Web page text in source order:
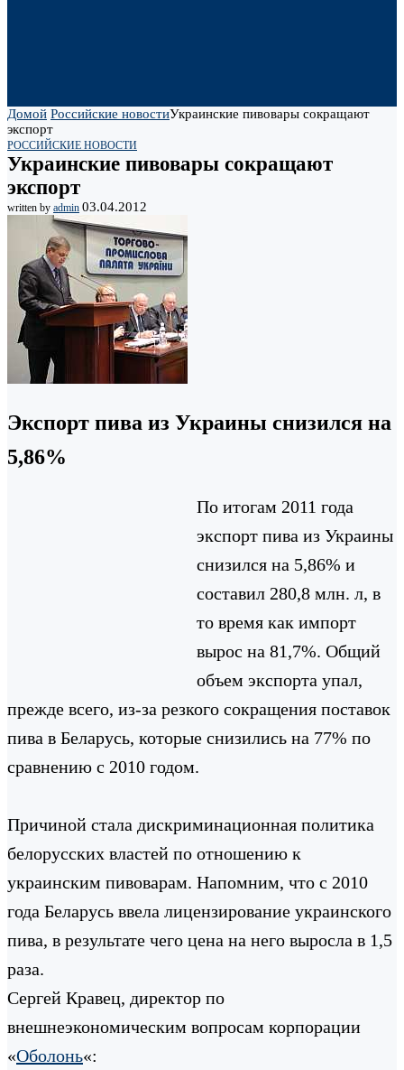
Домой Российские новостиУкраинские пивовары сокращают
экспорт
РОССИЙСКИЕ НОВОСТИ
Украинские пивовары сокращают
экспорт
written by admin 03.04.2012
Экспорт пива из Украины снизился на
5,86%
По итогам 2011 года
экспорт пива из Украины
снизился на 5,86% и
составил 280,8 млн. л, в
то время как импорт
вырос на 81,7%. Общий
объем экспорта упал,
прежде всего, из-за резкого сокращения поставок
пива в Беларусь, которые снизились на 77% по
сравнению с 2010 годом.
Причиной стала дискриминационная политика
белорусских властей по отношению к
украинским пивоварам. Напомним, что с 2010
года Беларусь ввела лицензирование украинского
пива, в результате чего цена на него выросла в 1,5
раза.
Сергей Кравец, директор по
внешнеэкономическим вопросам корпорации
«Оболонь«: